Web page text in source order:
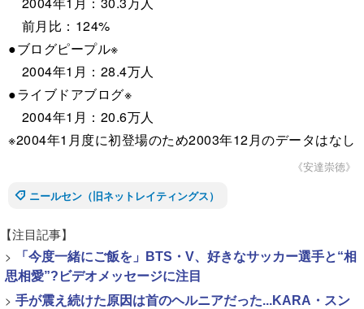
前月比：124%
●ブログピープル※
2004年1月：28.4万人
●ライブドアブログ※
2004年1月：20.6万人
※2004年1月度に初登場のため2003年12月のデータはなし
《安達崇徳》
ニールセン（旧ネットレイティングス）
【注目記事】
>
「今度一緒にご飯を」BTS・V、好きなサッカー選手と“相
思相愛”?ビデオメッセージに注目
> 手が震え続けた原因は首のヘルニアだった...KARA・スン